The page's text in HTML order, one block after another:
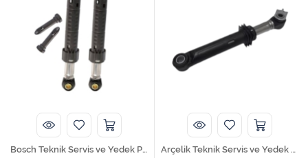
Bosch Teknik Servis ve Yedek Parça Hizmetleri
Arçelik Teknik Servis ve Yedek Parça Hizmetleri